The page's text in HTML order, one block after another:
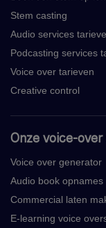
Stem casting
Audio services
Podcasting services
Voice over tarieven
Creative control
Onze voice-over
Voice over generator
Audio book opnames
Commercial laten
E-learning voice